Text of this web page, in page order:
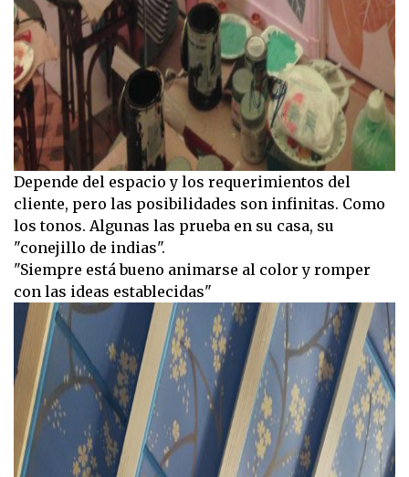
Depende del espacio y los requerimientos del
cliente, pero las posibilidades son infinitas. Como
los tonos. Algunas las prueba en su casa, su
"conejillo de indias".
"Siempre está bueno animarse al color y romper
con las ideas establecidas"